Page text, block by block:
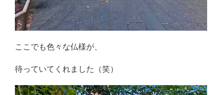
ここでも色々な仏様が、
待っていてくれました（笑）